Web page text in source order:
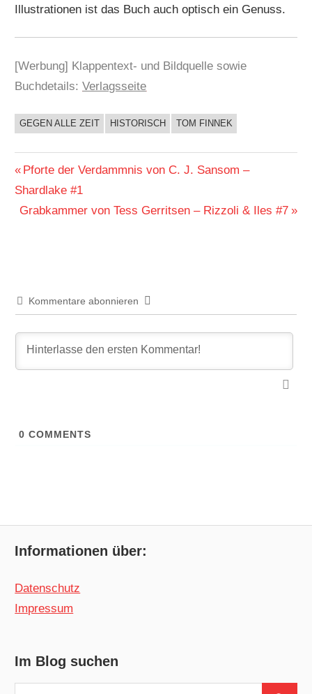
Illustrationen ist das Buch auch optisch ein Genuss.
[Werbung] Klappentext- und Bildquelle sowie
Buchdetails:Verlagsseite
BUCHIGES
GEGEN ALLE ZEIT HISTORISCH TOM FINNEK
Beitragsnavigation
Vorheriger
Beitrag:
Pforte der Verdammnis von C. J. Sansom –
Shardlake #1
Nächster
Grabkammer von Tess Gerritsen – Rizzoli & Iles #7
Kommentare abonnieren
0 COMMENTS
Informationen über:
Datenschutz
Impressum
Im Blog suchen